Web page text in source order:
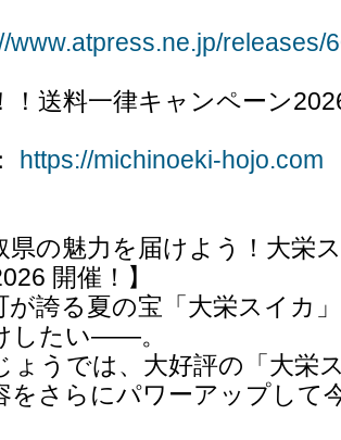
www.atpress.ne.jp/releases/
！送料一律キャンペーン
https://michinoeki-hojo.com
県の魅力を届けよう！大栄
開催！】
が誇る夏の宝「大栄スイカ
したい――。
ょうでは、大好評の「大栄
をさらにパワーアップして